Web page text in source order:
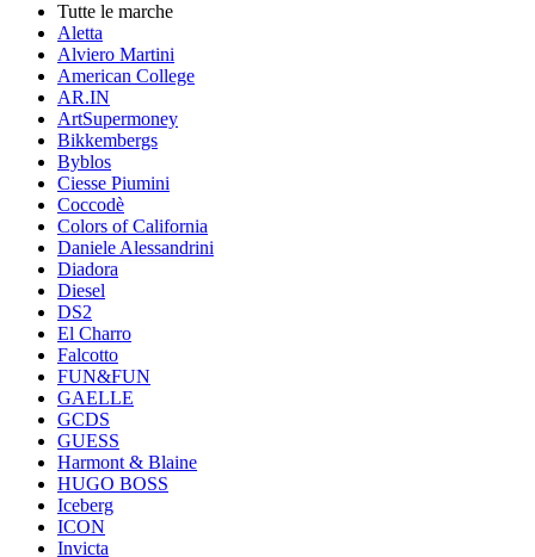
Tutte le marche
Aletta
Alviero Martini
American College
AR.IN
ArtSupermoney
Bikkembergs
Byblos
Ciesse Piumini
Coccodè
Colors of California
Daniele Alessandrini
Diadora
Diesel
DS2
El Charro
Falcotto
FUN&FUN
GAELLE
GCDS
GUESS
Harmont & Blaine
HUGO BOSS
Iceberg
ICON
Invicta